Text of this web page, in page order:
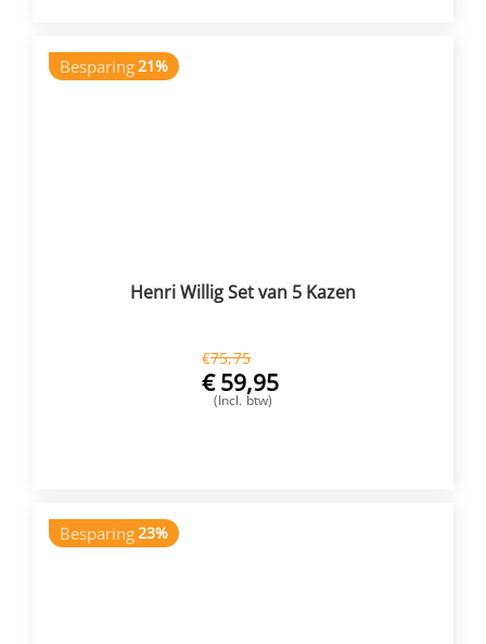
Besparing21%
Henri Willig Set van 5 Kazen
€75,75
€59,95
(Incl. btw)
Besparing23%